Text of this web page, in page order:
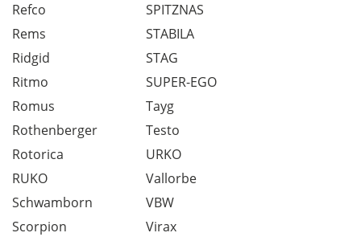
Refco
Rems
Ridgid
Ritmo
Romus
Rothenberger
Rotorica
RUKO
Schwamborn
Scorpion
SPITZNAS
STABILA
STAG
SUPER-EGO
Tayg
Testo
URKO
Vallorbe
VBW
Virax